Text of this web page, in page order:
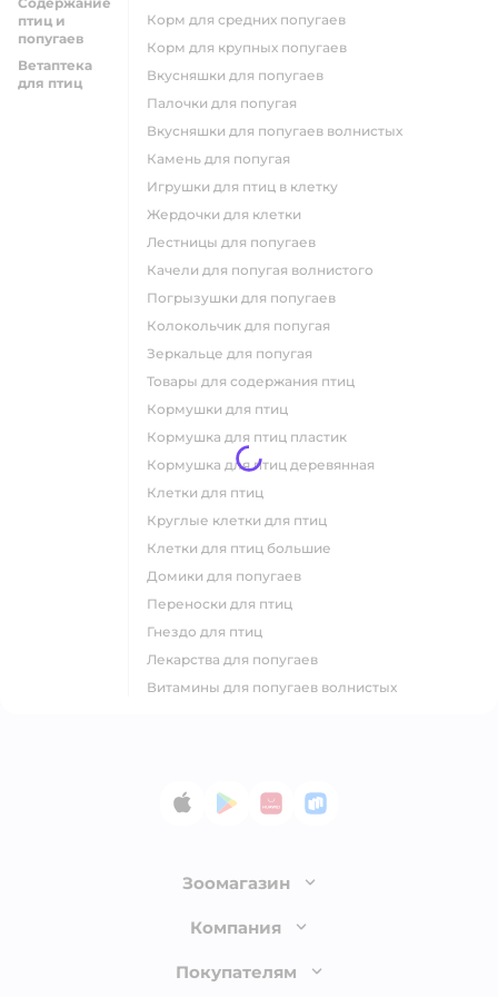
птиц и
попугаев
Ветаптека
для птиц
корм для средних попугаев
корм для крупных попугаев
вкусняшки для попугаев
палочки для попугая
вкусняшки для попугаев волнистых
камень для попугая
игрушки для птиц в клетку
жердочки для клетки
лестницы для попугаев
качели для попугая волнистого
погрызушки для попугаев
колокольчик для попугая
зеркальце для попугая
товары для содержания птиц
кормушки для птиц
кормушка для птиц пластик
кормушка для птиц деревянная
клетки для птиц
круглые клетки для птиц
клетки для птиц большие
домики для попугаев
переноски для птиц
гнездо для птиц
лекарства для попугаев
витамины для попугаев волнистых
App StoreGoogle Play
AppGallery
RuStore
Зоомагазин
Лицензия
Доставка и оплата
Компания
О компании
Покупателям